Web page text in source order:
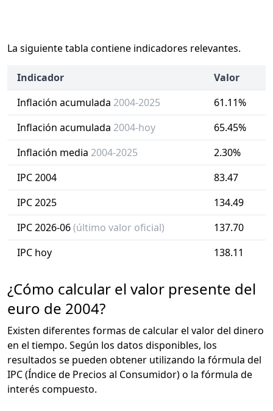
La siguiente tabla contiene indicadores relevantes.
Indicador
Valor
Inflación acumulada 2004-2025
61.11%
Inflación acumulada 2004-hoy
65.45%
Inflación media 2004-2025
2.30%
IPC 2004
83.47
IPC 2025
134.49
IPC 2026-06(último valor oficial)
137.70
IPC hoy
138.11
¿Cómo calcular el valor presente del
euro de 2004?
Existen diferentes formas de calcular el valor del dinero
en el tiempo. Según los datos disponibles, los
resultados se pueden obtener utilizando la fórmula del
IPC (Índice de Precios al Consumidor) o la fórmula de
interés compuesto.